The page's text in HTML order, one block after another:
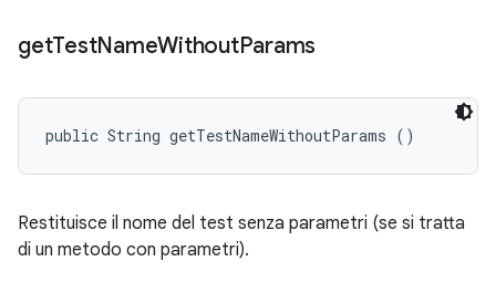
getTestNameWithoutParams
public String getTestNameWithoutParams ()
Restituisce il nome del test senza parametri (se si tratta
di un metodo con parametri).